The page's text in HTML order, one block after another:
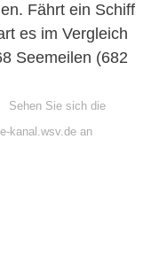
Fährt ein Schiff
es im Vergleich
Seemeilen (682
Sehen Sie sich die
kanal.wsv.de an